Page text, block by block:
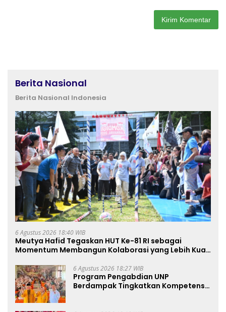
Berita Nasional
Berita Nasional Indonesia
6 Agustus 2026 18:40 WIB
Meutya Hafid Tegaskan HUT Ke-81 RI sebagai
Momentum Membangun Kolaborasi yang Lebih Kuat
6 Agustus 2026 18:27 WIB
Program Pengabdian UNP
Berdampak Tingkatkan Kompetensi